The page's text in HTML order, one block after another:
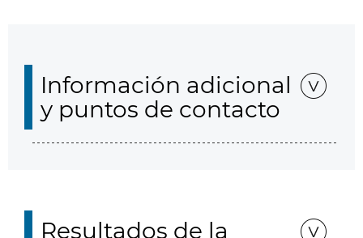
Información adicional
y puntos de contacto
Resultados de la